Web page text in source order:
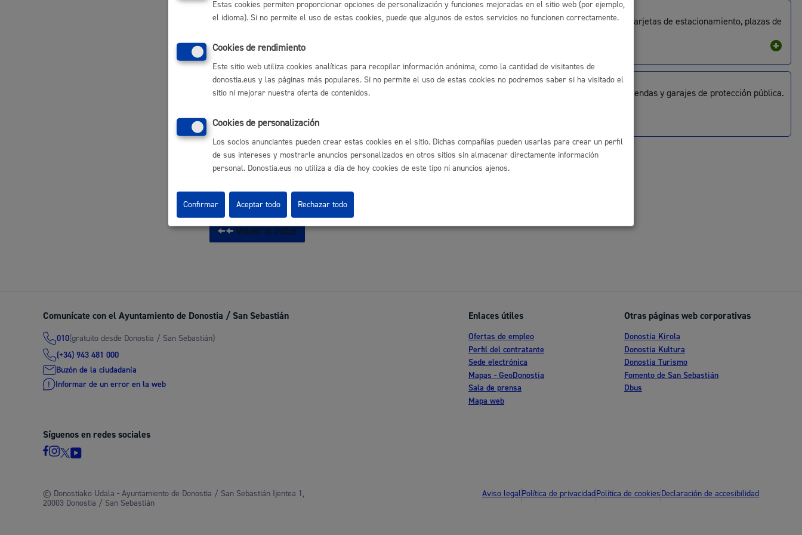
Participación ciudadana y asociacionismo
Actualidad
Administración municipal
Deporte, cultura, euskera, música, educación, juventud, medio
Licencias - Autorizaciones
Actividades, edificios, viviendas, locales, terrazas,
planeamiento, ejecución urbanística, vía pública, venta
Padrón - Datos personales
Censo, datos personales y/o policiales, altas, renovaciones,
Vehículos
Bicicletas, Dbus, OTA, tarjetas de estacionamiento, plazas de
Vivienda
Alquiler y venta de viviendas y garajes de protección pública.
Volver al índice
Comunícate con el Ayuntamiento de Donostia / San Sebastián
010(gratuito desde Donostia / San Sebastián)
(+34) 943 481 000
Buzón de la ciudadanía
Informar de un error en la web
Enlaces útiles
Ofertas de empleo
Perfil del contratante
Sede electrónica
Mapas - GeoDonostia
Sala de prensa
Mapa web
Otras páginas web corporativas
Donostia Kirola
Donostia Kultura
Donostia Turismo
Fomento de San Sebastián
Dbus
Síguenos en redes sociales
© Donostiako Udala - Ayuntamiento de Donostia / San Sebastián Ijentea 1,
20003 Donostia / San Sebastián
Aviso legalPolítica de privacidadPolítica de cookiesDeclaración de accesibilidad
Estas cookies permiten proporcionar opciones de personalización y funciones mejoradas en el sitio web (por ejemplo,
el idioma). Si no permite el uso de estas cookies, puede que algunos de estos servicios no funcionen correctamente.
Cookies de rendimiento
Este sitio web utiliza cookies analíticas para recopilar información anónima, como la cantidad de visitantes de
donostia.eus y las páginas más populares. Si no permite el uso de estas cookies no podremos saber si ha visitado el
sitio ni mejorar nuestra oferta de contenidos.
Cookies de personalización
Los socios anunciantes pueden crear estas cookies en el sitio. Dichas compañías pueden usarlas para crear un perfil
de sus intereses y mostrarle anuncios personalizados en otros sitios sin almacenar directamente información
personal. Donostia.eus no utiliza a día de hoy cookies de este tipo ni anuncios ajenos.
Rechazar todo
Confirmar Aceptar todo